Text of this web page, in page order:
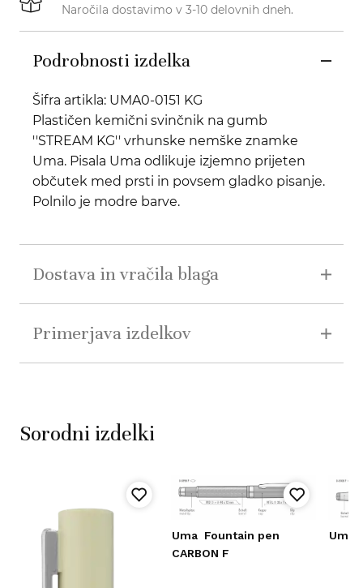
Naročila dostavimo v 3-10 delovnih dneh.
Podrobnosti izdelka
Šifra artikla: UMA0-0151 KG
Plastičen kemični svinčnik na gumb
''STREAM KG'' vrhunske nemške znamke
Uma. Pisala Uma odlikuje izjemno prijeten
občutek med prsti in povsem gladko pisanje.
Polnilo je modre barve.
Dostava in vračila blaga
Primerjava izdelkov
Sorodni izdelki
Uma Fountain pen
CARBON F
Uma